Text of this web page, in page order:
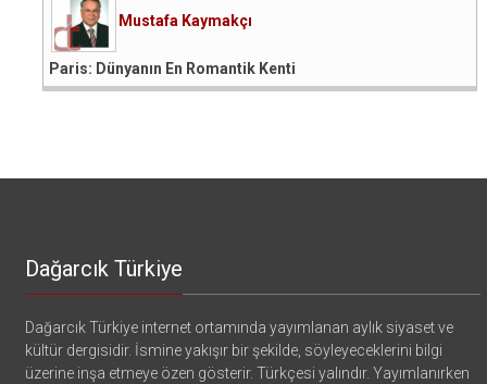
Mustafa Kaymakçı
Paris: Dünyanın En Romantik Kenti
Dağarcık Türkiye
Dağarcık Türkiye internet ortamında yayımlanan aylık siyaset ve
kültür dergisidir. İsmine yakışır bir şekilde, söyleyeceklerini bilgi
üzerine inşa etmeye özen gösterir. Türkçesi yalındır. Yayımlanırken